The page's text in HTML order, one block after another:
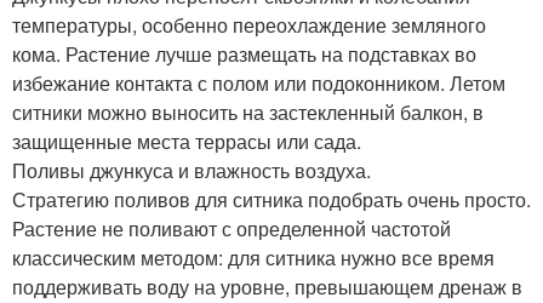
температуры, особенно переохлаждение земляного
кома. Растение лучше размещать на подставках во
избежание контакта с полом или подоконником. Летом
ситники можно выносить на застекленный балкон, в
защищенные места террасы или сада.
Поливы джункуса и влажность воздуха.
Стратегию поливов для ситника подобрать очень просто.
Растение не поливают с определенной частотой
классическим методом: для ситника нужно все время
поддерживать воду на уровне, превышающем дренаж в